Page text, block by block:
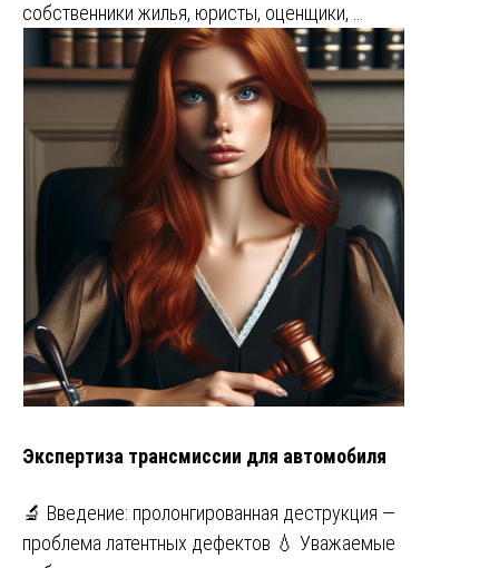
собственники жилья, юристы, оценщики, …
Экспертиза трансмиссии для автомобиля
🔬 Введение: пролонгированная деструкция —
проблема латентных дефектов 💧 Уважаемые